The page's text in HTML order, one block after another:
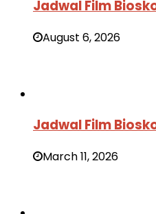
Jadwal Film
August 6, 2026
Jadwal Film
March 11, 2026